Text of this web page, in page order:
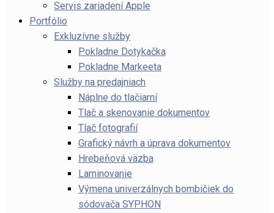
Servis zariadení Apple
Portfólio
Exkluzívne služby
Pokladne Dotykačka
Pokladne Markeeta
Služby na predajniach
Náplne do tlačiarní
Tlač a skenovanie dokumentov
Tlač fotografií
Grafický návrh a úprava dokumentov
Hrebeňová väzba
Laminovanie
Výmena univerzálnych bombičiek do
sódovača SYPHON